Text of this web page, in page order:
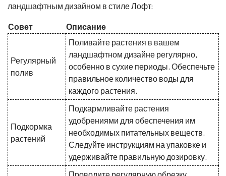
ландшафтным дизайном в стиле Лофт:
Совет Описание
Регулярный
полив
Поливайте растения в вашем
ландшафтном дизайне регулярно,
особенно в сухие периоды. Обеспечьте
правильное количество воды для
каждого растения.
Подкормка
растений
Подкармливайте растения
удобрениями для обеспечения им
необходимых питательных веществ.
Следуйте инструкциям на упаковке и
удерживайте правильную дозировку.